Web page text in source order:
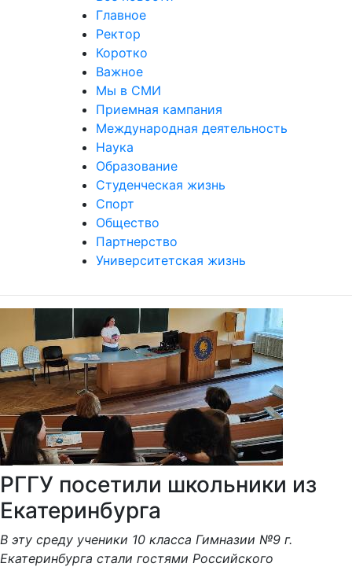
Главное
Ректор
Коротко
Важное
Мы в СМИ
Приемная кампания
Международная деятельность
Наука
Образование
Студенческая жизнь
Спорт
Общество
Партнерство
Университетская жизнь
РГГУ посетили школьники из
Екатеринбурга
В эту среду ученики 10 класса Гимназии №9 г.
Екатеринбурга стали гостями Российского